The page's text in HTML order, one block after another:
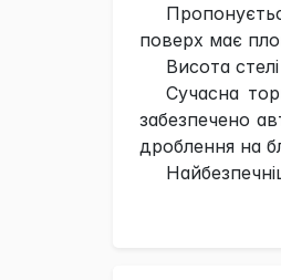
поверх має
Висота
Сучасна
забезпечено
дроблення на